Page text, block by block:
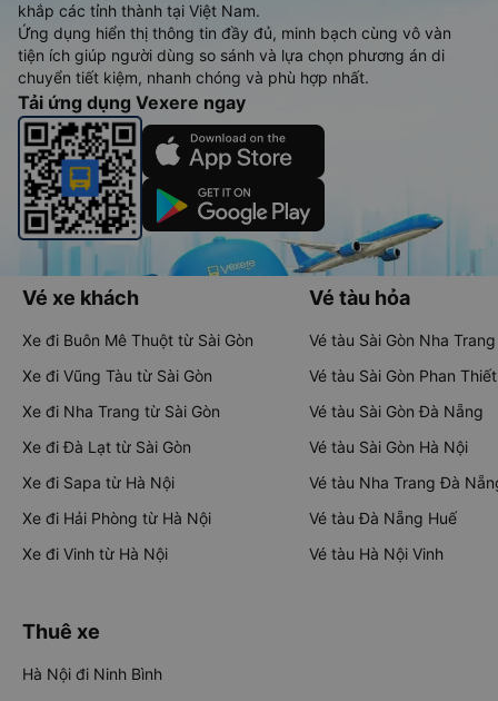
khắp các tỉnh thành tại Việt Nam.
Ứng dụng hiển thị thông tin đầy đủ, minh bạch cùng vô vàn
tiện ích giúp người dùng so sánh và lựa chọn phương án di
chuyển tiết kiệm, nhanh chóng và phù hợp nhất.
Tải ứng dụng Vexere ngay
Vé xe khách
Xe đi Buôn Mê Thuột từ Sài Gòn
Xe đi Vũng Tàu từ Sài Gòn
Xe đi Nha Trang từ Sài Gòn
Xe đi Đà Lạt từ Sài Gòn
Xe đi Sapa từ Hà Nội
Xe đi Hải Phòng từ Hà Nội
Xe đi Vinh từ Hà Nội
Vé tàu hỏa
Vé tàu Sài Gòn Nha Trang
Vé tàu Sài Gòn Phan Thiết
Vé tàu Sài Gòn Đà Nẵng
Vé tàu Sài Gòn Hà Nội
Vé tàu Nha Trang Đà
Vé tàu Đà Nẵng Huế
Vé tàu Hà Nội Vinh
Thuê xe
Hà Nội đi Ninh Bình